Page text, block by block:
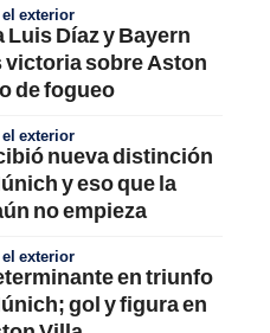
exterior
Luis Díaz y Bayern
victoria sobre Aston
de fogueo
exterior
nueva distinción
y eso que la
no empieza
exterior
en triunfo
gol y figura en